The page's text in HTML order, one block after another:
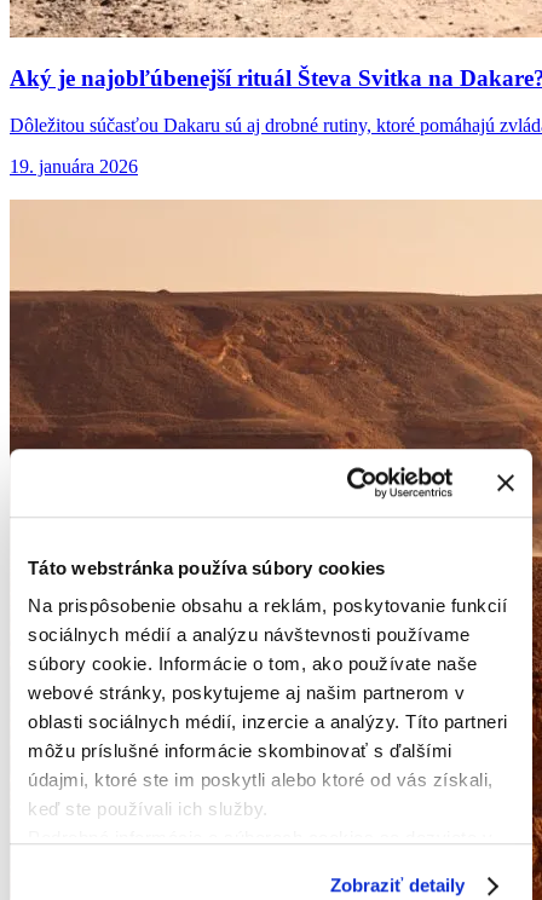
Táto webstránka používa súbory cookies
Na prispôsobenie obsahu a reklám, poskytovanie funkcií
sociálnych médií a analýzu návštevnosti používame
súbory cookie. Informácie o tom, ako používate naše
webové stránky, poskytujeme aj našim partnerom v
oblasti sociálnych médií, inzercie a analýzy. Títo partneri
môžu príslušné informácie skombinovať s ďalšími
údajmi, ktoré ste im poskytli alebo ktoré od vás získali,
keď ste používali ich služby.
Zobraziť detaily
Aký je najobľúbenejšírituál Števa Svitka na
Dôležitou súčasťou Dakaru sú aj drobné rutiny, ktoré pomáhajú
19. januára 2026